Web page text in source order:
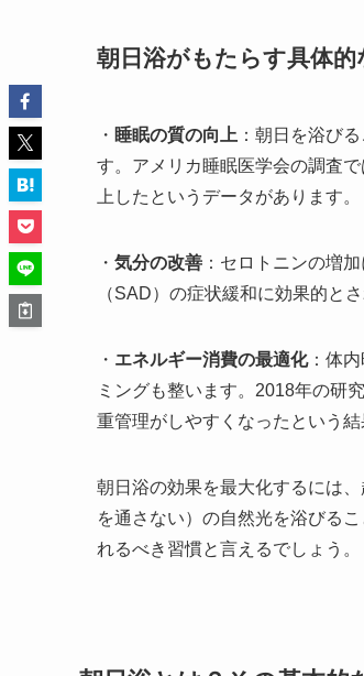
朝日浴がもたらす具体的
・ 睡眠の質の向上 ：朝日を浴び
す。アメリカ睡眠医学会の調査
上したというデータがあります。
・ 気分の改善 ：セロトニンの増
（SAD）の症状緩和に効果的とさ
・ エネルギー消費の最適化：体
ミングも整います。2018年の研
重管理がしやすくなったという結
朝日浴の効果を最大化するには
を通さない）の自然光を浴びる
れるべき習慣と言えるでしょう。